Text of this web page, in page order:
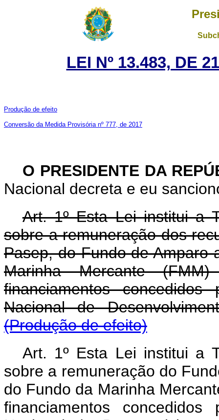
LEI Nº 13.483, DE
Produção de efeito
Conversão da Medida Provisória nº 777, de 2017
O PRESIDENTE DA
Nacional decreta e eu
Art. 1º Esta Lei institui a
sobre a remuneração dos
Pasep, do Fundo de Amparo
Marinha Mercante
financiamentos
Nacional de
(Produção de efeito)
Art. 1º Esta Lei institui a
sobre a remuneração do
do Fundo da Marinha
financiamentos